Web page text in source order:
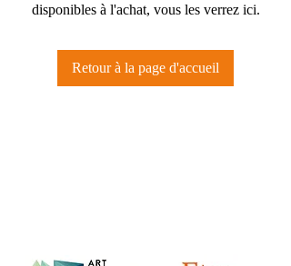
disponibles à l'achat, vous les verrez ici.
Retour à la page d'accueil